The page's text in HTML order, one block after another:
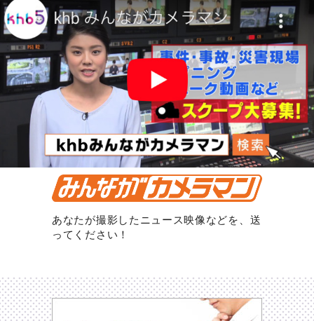
あなたが撮影したニュース映像などを、送
ってください！